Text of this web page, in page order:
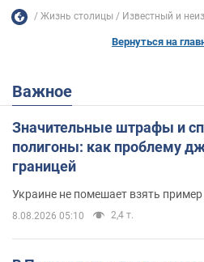
Жизнь столицы Известный и
Вернуться на
Важное
Значительные штрафы и
полигоны: как проблему
границей
Украине не помешает взять
8.08.2026 05:10 2,4 т.